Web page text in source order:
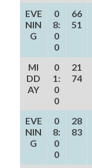
EVE
NIN
G
0
8:
0
0
66
51
MI
DD
AY
0
1:
0
0
21
74
EVE
NIN
G
0
8:
0
0
28
83